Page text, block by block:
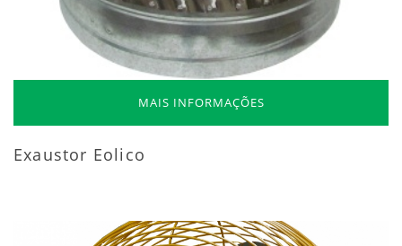
MAIS INFORMAÇÕES
Exaustor Eolico